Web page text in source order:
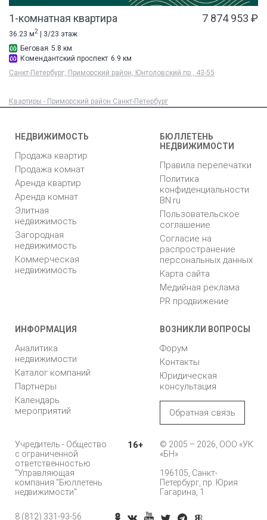
1-комнатная квартира 7 874 953 ₽
36.23 м2 | 3/23 этаж
Беговая 5.8 км
Комендантский проспект 6.9 км
Санкт-Петербург, Приморский район, Юнтоловский пр., 43-55
Квартиры - Приморский район Санкт-Петербург
НЕДВИЖИМОСТЬ
Продажа квартир
Продажа комнат
Аренда квартир
Аренда комнат
Элитная
недвижимость
Загородная
недвижимость
Коммерческая
недвижимость
БЮЛЛЕТЕНЬ
НЕДВИЖИМОСТИ
Правила перепечатки
Политика
конфиденциальности
BN.ru
Пользовательское
соглашение
Согласие на
распространение
персональных данных
Карта сайта
Медийная реклама
PR продвижение
ИНФОРМАЦИЯ
Аналитика
недвижимости
Каталог компаний
Партнеры
Календарь
мероприятий
ВОЗНИКЛИ ВОПРОСЫ
Форум
Контакты
Юридическая
консультация
Обратная связь
Учредитель - Общество
с ограниченной
ответственностью
"Управляющая
компания "Бюллетень
недвижимости"
16+
© 2005 – 2026, ООО «УК
«БН»
196105, Санкт-
Петербург, пр. Юрия
Гагарина, 1
8 (812) 331-93-56